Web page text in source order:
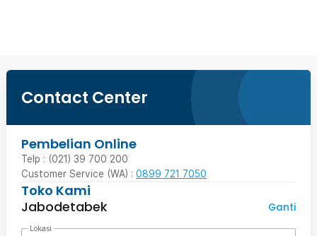
Contact Center
Pembelian Online
Telp : (021) 39 700 200
Customer Service (WA) : 0899 721 7050
Toko Kami
Jabodetabek
Ganti
Lokasi